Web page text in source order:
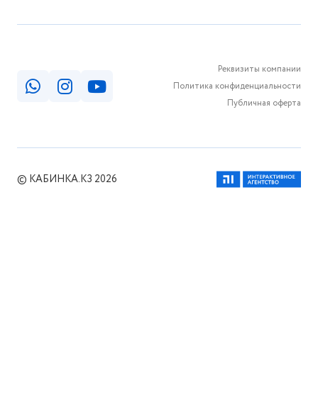
Реквизиты компании
Политика конфиденциальности
Публичная оферта
© КАБИНКА.КЗ 2026